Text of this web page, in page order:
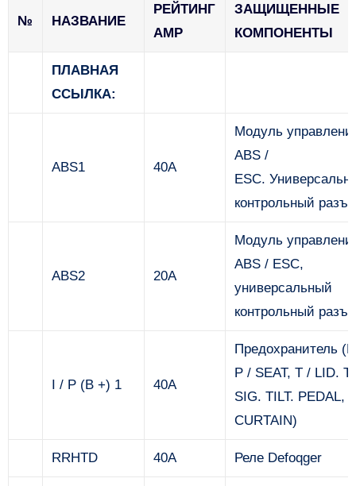
№ НАЗВАНИЕ
РЕЙТИНГ
AMP
ЗАЩИЩЕННЫЕ
КОМПОНЕНТЫ
ПЛАВНАЯ
ССЫЛКА:
ABS1 40А
Модуль
ABS /
ESC.
контрольный
ABS2 20А
Модуль
ABS / ESC,
универсальный
контрольный
I / P (B +) 1 40А
Предохранитель
P / SEAT, T / LID. T
SIG. TILT. PEDAL,
CURTAIN)
RRHTD 40А Реле Defoqger